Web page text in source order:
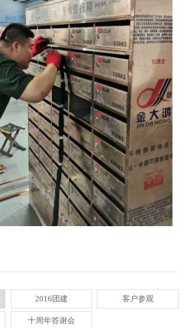
2016团建 客户参观
十周年答谢会